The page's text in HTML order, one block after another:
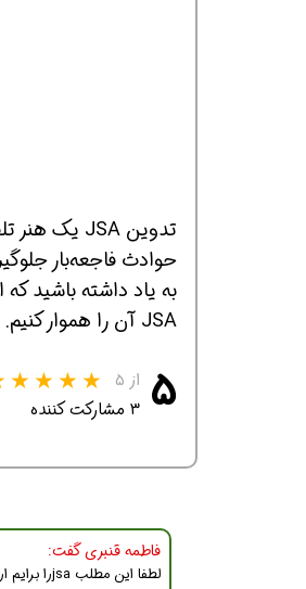
حوادث فاجعه‌بار
به یاد داشته باشید
JSA آن را هموار کنیم.
۵ از ۵
۳ مشارکت کننده
فاطمه قنبری گفت:
لطفا این مطلب jsaرا برایم ارسال بفرماییدممنونم